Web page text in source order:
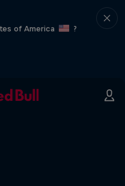
of America
?